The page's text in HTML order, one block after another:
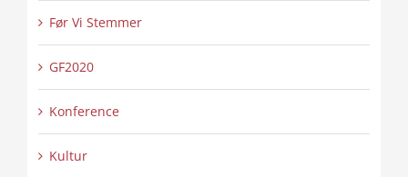
Før Vi Stemmer
GF2020
Konference
Kultur